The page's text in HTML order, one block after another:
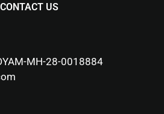
CONTACT US
MH-28-0018884